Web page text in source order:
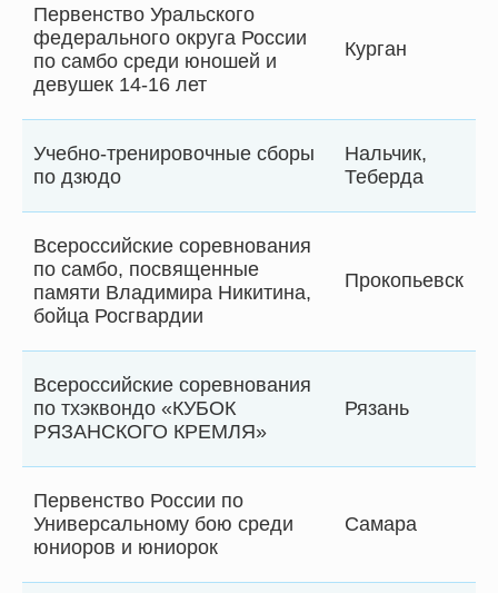
Первенство Уральского
федерального округа России
по самбо среди юношей и
девушек 14-16 лет
Курган
Учебно-тренировочные сборы
по дзюдо
Нальчик,
Теберда
Всероссийские соревнования
по самбо, посвященные
памяти Владимира Никитина,
бойца Росгвардии
Прокопьевск
Всероссийские соревнования
по тхэквондо «КУБОК
РЯЗАНСКОГО КРЕМЛЯ»
Рязань
Первенство России по
Универсальному бою среди
юниоров и юниорок
Самара